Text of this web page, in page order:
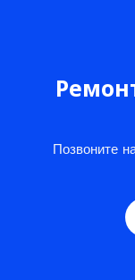
Позвоните